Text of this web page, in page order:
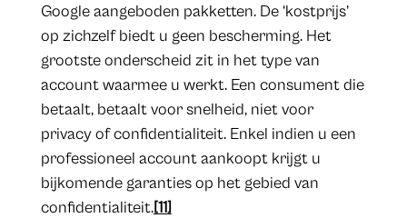
Google aangeboden pakketten. De ‘kostprijs’
op zichzelf biedt u geen bescherming. Het
grootste onderscheid zit in het type van
account waarmee u werkt. Een consument die
betaalt, betaalt voor snelheid, niet voor
privacy of confidentialiteit. Enkel indien u een
professioneel account aankoopt krijgt u
bijkomende garanties op het gebied van
confidentialiteit.[11]